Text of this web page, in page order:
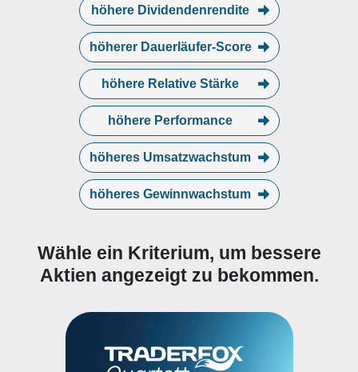
höhere Dividendenrendite
höherer Dauerläufer-Score
höhere Relative Stärke
höhere Performance
höheres Umsatzwachstum
höheres Gewinnwachstum
Wähle ein Kriterium, um bessere
Aktien angezeigt zu bekommen.